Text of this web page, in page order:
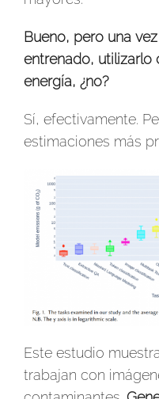
Bueno, pero una
entrenado, utilizarlo
energía, ¿no?
Sí, efectivamente.
estimaciones más
Este estudio
trabajan con